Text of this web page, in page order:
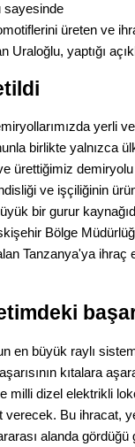
sayesinde
üreten ve
Uraloğlu, yaptığı
yerli
birlikte yalnızca
ürettiğimiz demiryolu
ve işçiliğinin
bir gurur
Bölge
Tanzanya'ya ihraç
en büyük raylı
kıtalara
milli dizel elektrikli
verecek. Bu ihracat,
alanda